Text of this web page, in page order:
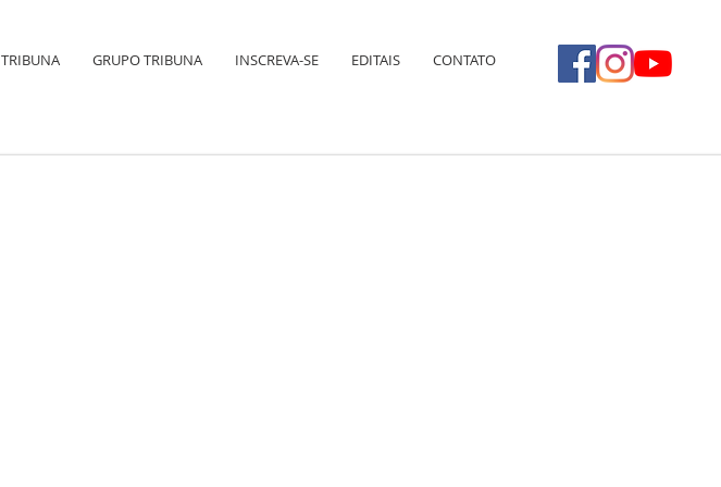
GRUPO TRIBUNA INSCREVA-SE EDITAIS CONTATO